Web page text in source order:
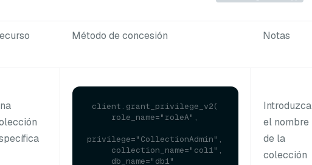
Método de concesión Notas
privilege="CollectionAdmin",
Introduzca
el nombre
de la
colección